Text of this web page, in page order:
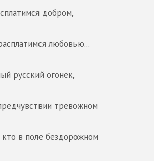
добром,
любовью...
русский огонёк,
тревожном
в поле бездорожном